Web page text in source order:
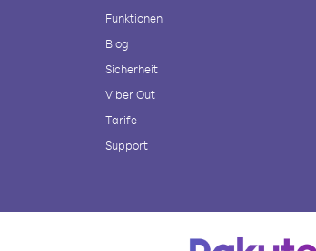
Funktionen
Blog
Sicherheit
Viber Out
Tarife
Support